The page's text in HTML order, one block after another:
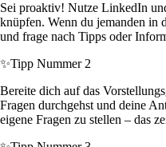
Sei proaktiv! Nutze LinkedIn
knüpfen. Wenn du jemanden in
und frage nach Tipps oder
✨Tipp Nummer 2
Bereite dich auf das
Fragen durchgehst und deine
eigene Fragen zu stellen – das